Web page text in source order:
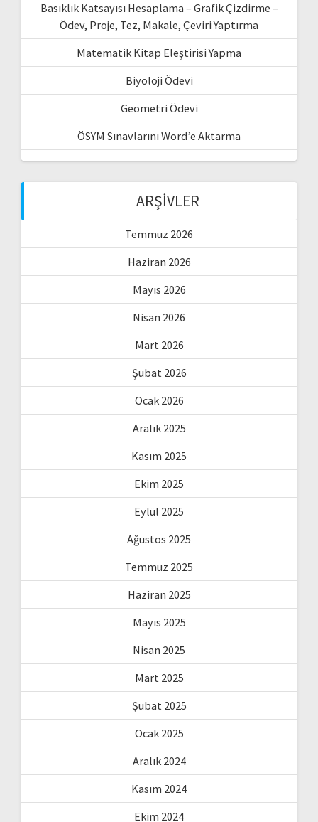
Basıklık Katsayısı Hesaplama – Grafik Çizdirme –
Ödev, Proje, Tez, Makale, Çeviri Yaptırma
Matematik Kitap Eleştirisi Yapma
Biyoloji Ödevi
Geometri Ödevi
ÖSYM Sınavlarını Word’e Aktarma
ARŞIVLER
Temmuz 2026
Haziran 2026
Mayıs 2026
Nisan 2026
Mart 2026
Şubat 2026
Ocak 2026
Aralık 2025
Kasım 2025
Ekim 2025
Eylül 2025
Ağustos 2025
Temmuz 2025
Haziran 2025
Mayıs 2025
Nisan 2025
Mart 2025
Şubat 2025
Ocak 2025
Aralık 2024
Kasım 2024
Ekim 2024